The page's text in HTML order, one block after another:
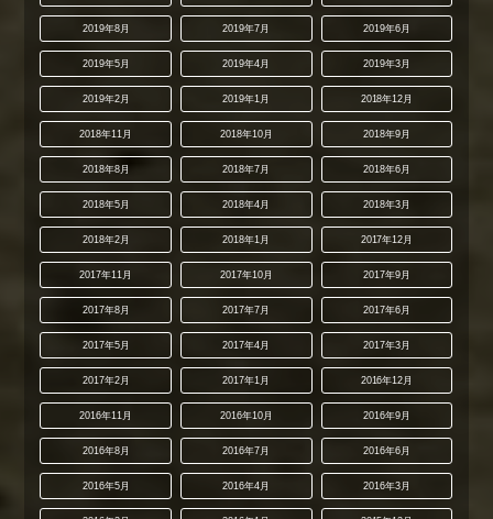
2019年8月 2019年7月 2019年6月
2019年5月 2019年4月 2019年3月
2019年2月 2019年1月 2018年12月
2018年11月 2018年10月 2018年9月
2018年8月 2018年7月 2018年6月
2018年5月 2018年4月 2018年3月
2018年2月 2018年1月 2017年12月
2017年11月 2017年10月 2017年9月
2017年8月 2017年7月 2017年6月
2017年5月 2017年4月 2017年3月
2017年2月 2017年1月 2016年12月
2016年11月 2016年10月 2016年9月
2016年8月 2016年7月 2016年6月
2016年5月 2016年4月 2016年3月